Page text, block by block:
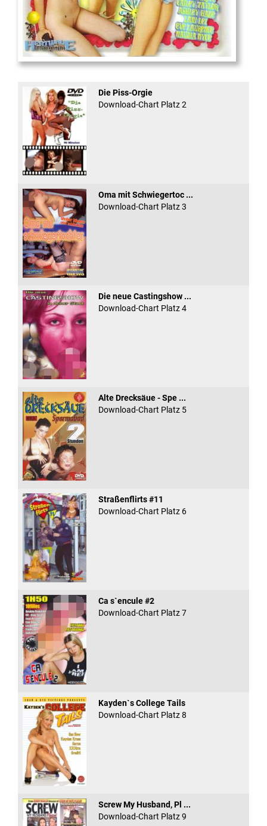
And Confused #8 - ...
Die Piss-Orgie
Download-Chart Platz 2
Oma mit Schwiegertoc ...
Download-Chart Platz 3
Die neue Castingshow ...
Download-Chart Platz 4
Alte Drecksäue - Spe ...
Download-Chart Platz 5
Straßenflirts #11
Download-Chart Platz 6
Ca s`encule #2
Download-Chart Platz 7
Kayden`s College Tails
Download-Chart Platz 8
Screw My Husband, Pl ...
Download-Chart Platz 9